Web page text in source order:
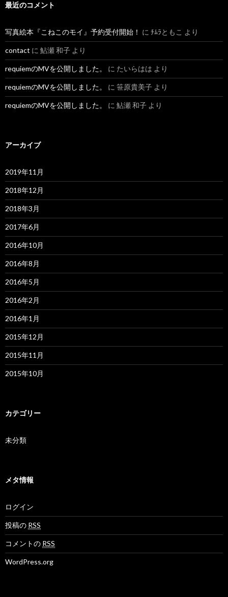
最近のコメント
写真絵本『こねこのモイ』予約受付開始！ に ﾁﾑﾗともこ より
contact に 鮎瀬 和子 より
requiemのMVを公開しました。 に たいらはは より
requiemのMVを公開しました。 に 笹原貴美子 より
requiemのMVを公開しました。 に 鮎瀬 和子 より
アーカイブ
2019年11月
2018年12月
2018年3月
2017年6月
2016年10月
2016年8月
2016年5月
2016年2月
2016年1月
2015年12月
2015年11月
2015年10月
カテゴリー
未分類
メタ情報
ログイン
投稿の RSS
コメントの RSS
WordPress.org